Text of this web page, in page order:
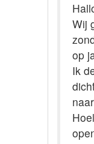
Wij
op
Ik